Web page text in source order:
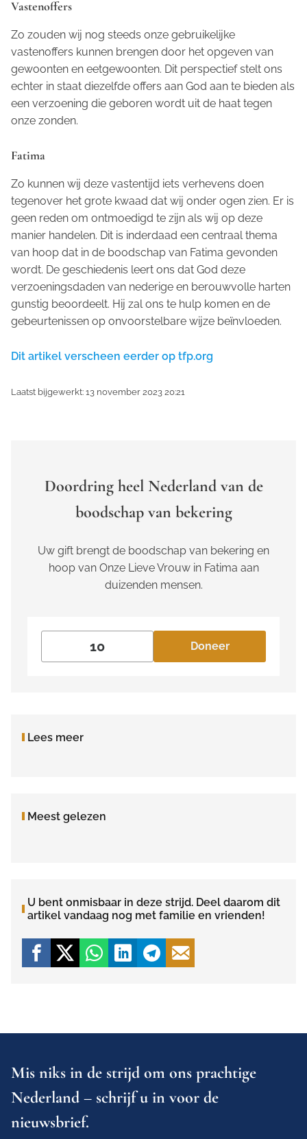
Vastenoffers
Zo zouden wij nog steeds onze gebruikelijke
vastenoffers kunnen brengen door het opgeven van
gewoonten en eetgewoonten. Dit perspectief stelt ons
echter in staat diezelfde offers aan God aan te bieden als
een verzoening die geboren wordt uit de haat tegen
onze zonden.
Fatima
Zo kunnen wij deze vastentijd iets verhevens doen
tegenover het grote kwaad dat wij onder ogen zien. Er is
geen reden om ontmoedigd te zijn als wij op deze
manier handelen. Dit is inderdaad een centraal thema
van hoop dat in de boodschap van Fatima gevonden
wordt. De geschiedenis leert ons dat God deze
verzoeningsdaden van nederige en berouwvolle harten
gunstig beoordeelt. Hij zal ons te hulp komen en de
gebeurtenissen op onvoorstelbare wijze beïnvloeden.
Dit artikel verscheen eerder op tfp.org
Laatst bijgewerkt: 13 november 2023 20:21
Doordring heel Nederland van de
boodschap van bekering
Uw gift brengt de boodschap van bekering en
hoop van Onze Lieve Vrouw in Fatima aan
duizenden mensen.
Doneer
Lees meer
Meest gelezen
U bent onmisbaar in deze strijd. Deel daarom dit
artikel vandaag nog met familie en vrienden!
Mis niks in de strijd om ons prachtige
Nederland – schrijf u in voor de
nieuwsbrief.